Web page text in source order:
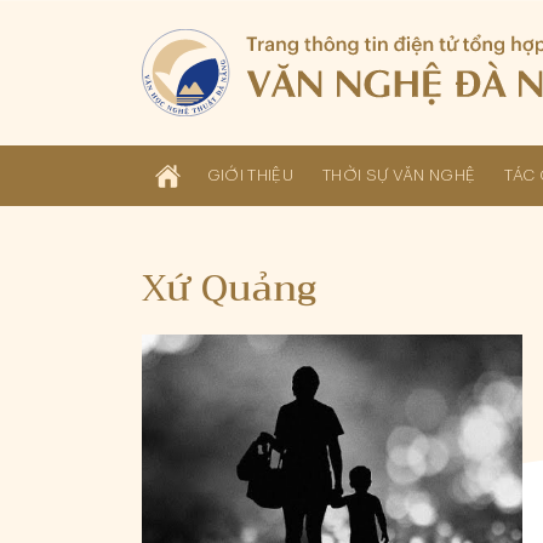
GIỚI THIỆU THỜI SỰ VĂN NGHỆ TÁC
Xứ Quảng